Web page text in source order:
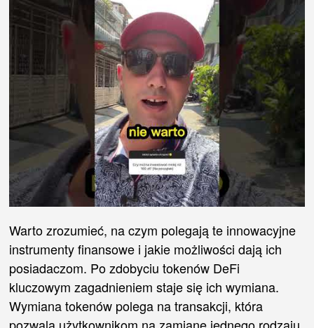
Warto zrozumieć, na czym polegają te innowacyjne
instrumenty finansowe i jakie możliwości dają ich
posiadaczom. Po zdobyciu tokenów DeFi
kluczowym zagadnieniem staje się ich wymiana.
Wymiana tokenów polega na transakcji, która